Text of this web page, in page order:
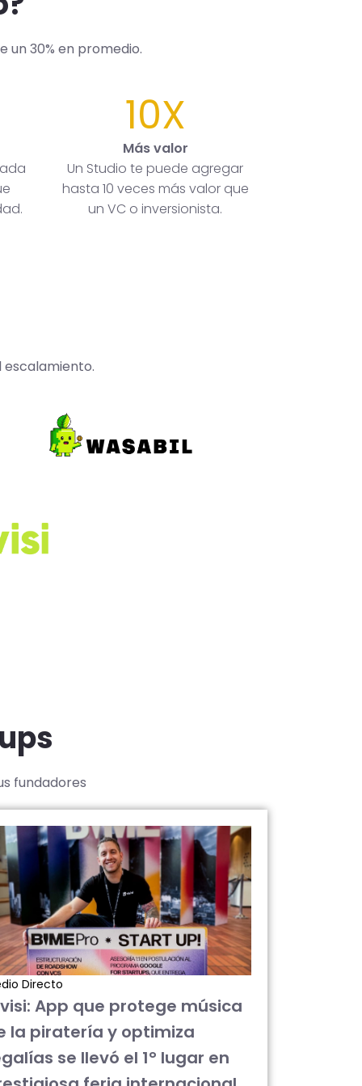
un 30% en promedio.
10X
Más valor
Un Studio te puede agregar
hasta 10 veces más valor que
un VC o inversionista.
fundadores
Directo
App que protege música
la piratería y optimiza
se llevó el 1° lugar en